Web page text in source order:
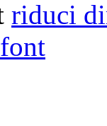
riduci